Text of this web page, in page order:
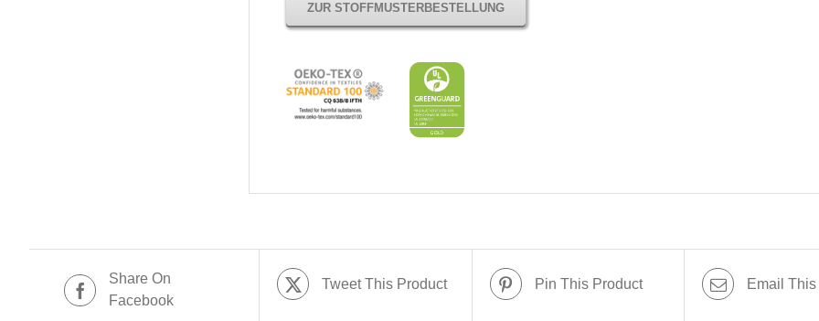
ZUR STOFFMUSTERBESTELLUNG
Share On
Facebook
Tweet This Product Pin This Product Email